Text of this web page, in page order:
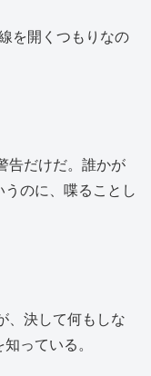
を開くつもりなの
告だけだ。誰かが
のに、喋ることし
、決して何もしな
っている。